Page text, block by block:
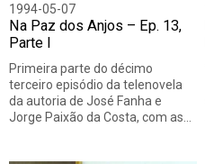
1994-05-07
Na Paz dos Anjos – Ep. 13,
Parte I
Primeira parte do décimo
terceiro episódio da telenovela
da autoria de José Fanha e
Jorge Paixão da Costa, com as…